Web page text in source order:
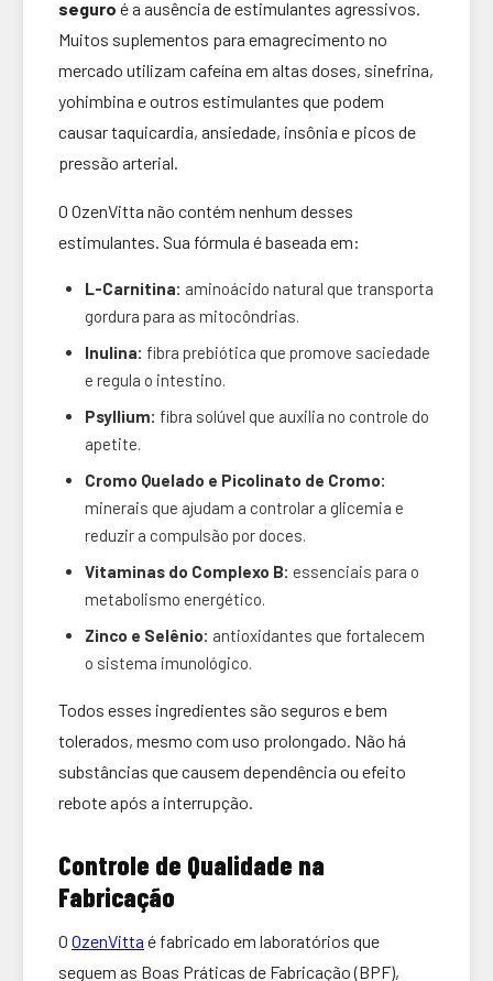
seguro é a ausência de estimulantes agressivos.
Muitos suplementos para emagrecimento no
mercado utilizam cafeína em altas doses, sinefrina,
yohimbina e outros estimulantes que podem
causar taquicardia, ansiedade, insônia e picos de
pressão arterial.
O OzenVitta não contém nenhum desses
estimulantes. Sua fórmula é baseada em:
L-Carnitina: aminoácido natural que transporta
gordura para as mitocôndrias.
Inulina: fibra prebiótica que promove saciedade
e regula o intestino.
Psyllium: fibra solúvel que auxilia no controle do
apetite.
Cromo Quelado e Picolinato de Cromo:
minerais que ajudam a controlar a glicemia e
reduzir a compulsão por doces.
Vitaminas do Complexo B: essenciais para o
metabolismo energético.
Zinco e Selênio: antioxidantes que fortalecem
o sistema imunológico.
Todos esses ingredientes são seguros e bem
tolerados, mesmo com uso prolongado. Não há
substâncias que causem dependência ou efeito
rebote após a interrupção.
Controle de Qualidade na
Fabricação
O OzenVitta é fabricado em laboratórios que
seguem as Boas Práticas de Fabricação (BPF),